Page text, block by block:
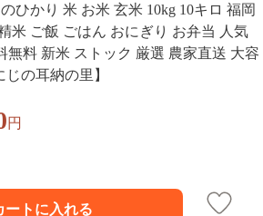
米 玄米 10kg 10キロ 福岡
米 ご飯 ごはん おにぎり お弁当 人気
無料 新米 ストック 厳選 農家直送 大容
の耳納の里】
円